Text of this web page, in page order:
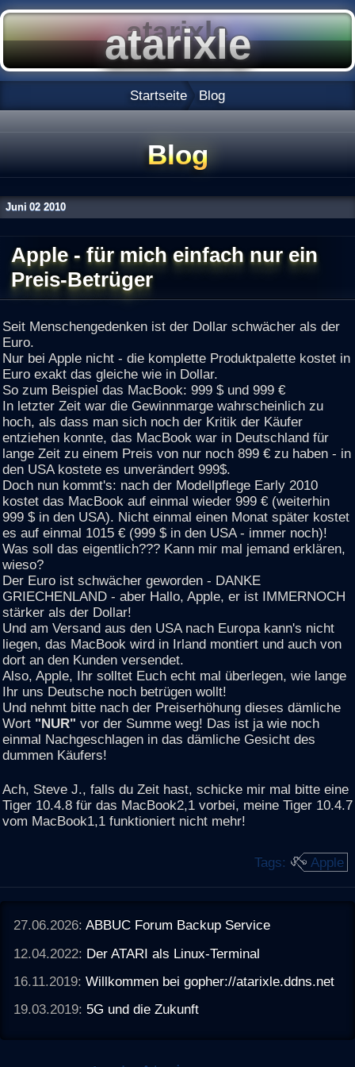
Startseite Blog
Blog
Juni 02 2010
Apple - für mich einfach nur ein
Preis-Betrüger
Seit Menschengedenken ist der Dollar schwächer als der
Euro.
Nur bei Apple nicht - die komplette Produktpalette kostet in
Euro exakt das gleiche wie in Dollar.
So zum Beispiel das MacBook: 999 $ und 999 €
In letzter Zeit war die Gewinnmarge wahrscheinlich zu
hoch, als dass man sich noch der Kritik der Käufer
entziehen konnte, das MacBook war in Deutschland für
lange Zeit zu einem Preis von nur noch 899 € zu haben - in
den USA kostete es unverändert 999$.
Doch nun kommt's: nach der Modellpflege Early 2010
kostet das MacBook auf einmal wieder 999 € (weiterhin
999 $ in den USA). Nicht einmal einen Monat später kostet
es auf einmal 1015 € (999 $ in den USA - immer noch)!
Was soll das eigentlich??? Kann mir mal jemand erklären,
wieso?
Der Euro ist schwächer geworden - DANKE
GRIECHENLAND - aber Hallo, Apple, er ist IMMERNOCH
stärker als der Dollar!
Und am Versand aus den USA nach Europa kann's nicht
liegen, das MacBook wird in Irland montiert und auch von
dort an den Kunden versendet.
Also, Apple, Ihr solltet Euch echt mal überlegen, wie lange
Ihr uns Deutsche noch betrügen wollt!
Und nehmt bitte nach der Preiserhöhung dieses dämliche
Wort "NUR" vor der Summe weg! Das ist ja wie noch
einmal Nachgeschlagen in das dämliche Gesicht des
dummen Käufers!
Ach, Steve J., falls du Zeit hast, schicke mir mal bitte eine
Tiger 10.4.8 für das MacBook2,1 vorbei, meine Tiger 10.4.7
vom MacBook1,1 funktioniert nicht mehr!
Tags: Apple
27.06.2026:ABBUC Forum Backup Service
12.04.2022: Der ATARI als Linux-Terminal
16.11.2019:Willkommen bei gopher://atarixle.ddns.net
19.03.2019: 5G und die Zukunft